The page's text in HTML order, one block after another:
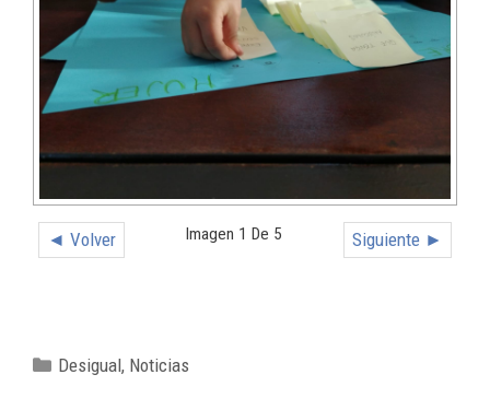
◄ Volver Siguiente ►
Imagen 1 De 5
Desigual, Noticias